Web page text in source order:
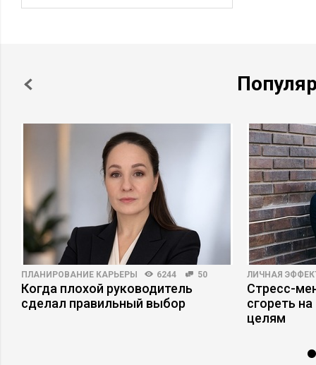
ПЛАНИРОВАНИЕ КАРЬЕРЫ 6244 50
Когда плохой руководитель
сделал правильный выбор
ЛИЧНАЯ
Стресс-
сгореть
целям